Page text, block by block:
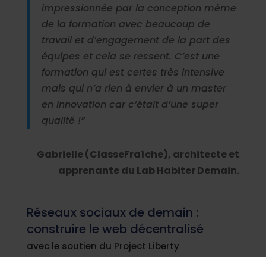
impressionnée par la conception même
de la formation avec beaucoup de
travail et d’engagement de la part des
équipes et cela se ressent. C’est une
formation qui est certes très intensive
mais qui n’a rien à envier à un master
en innovation car c’était d’une super
qualité !”
Gabrielle (ClasseFraîche), architecte et
apprenante du Lab Habiter Demain.
Réseaux sociaux de demain :
construire le web décentralisé
avec le soutien du Project Liberty